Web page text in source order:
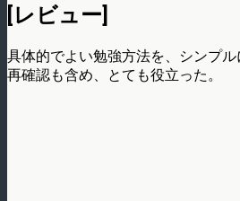
[レビュー]
具体的でよい勉強方法を、シンプル
再確認も含め、とても役立った。